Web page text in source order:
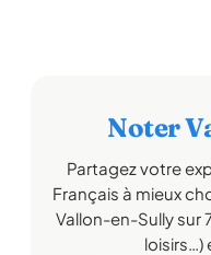
Noter
Partagez votre
Français à mieux
Vallon-en-Sully sur
loisirs…)